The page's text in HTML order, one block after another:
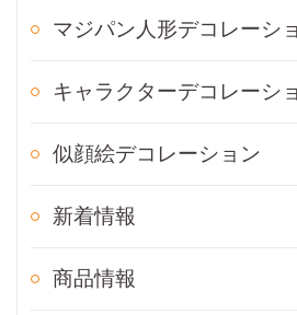
マジパン人形デコレーシ
キャラクターデコレーシ
似顔絵デコレーション
新着情報
商品情報